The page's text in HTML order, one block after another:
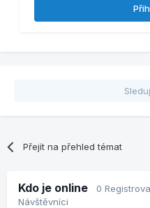
Přejít na přehled témat
Kdo je online 0
Návštěvníci